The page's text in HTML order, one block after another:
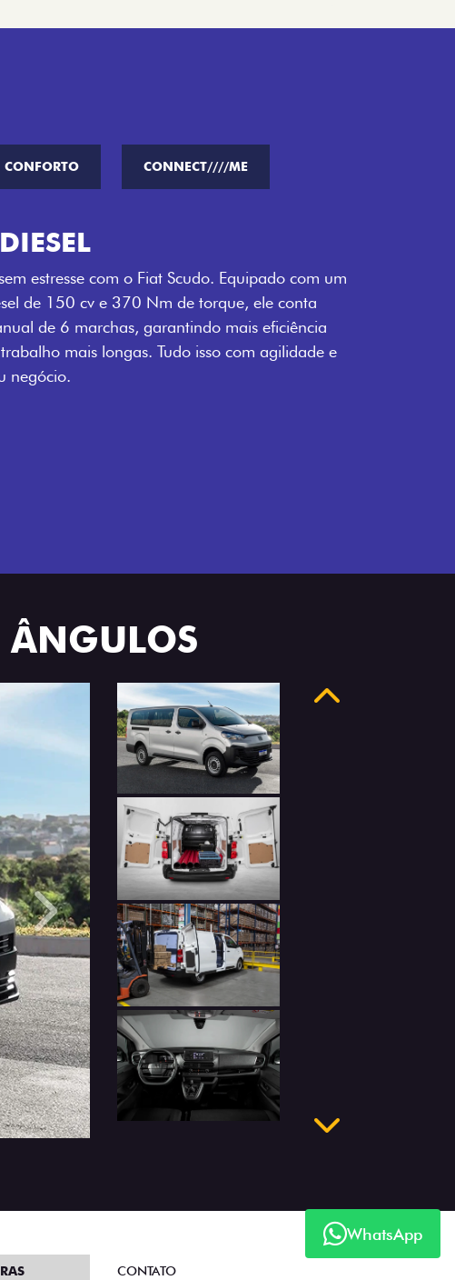
CONFORTO CONNECT////ME
estresse com o Fiat Scudo. Equipado com um
de 150 cv e 370 Nm de torque, ele conta
de 6 marchas, garantindo mais eficiência
mais longas. Tudo isso com agilidade e
negócio.
ÂNGULOS
Próximo
Anterior
WhatsApp
CONTATO